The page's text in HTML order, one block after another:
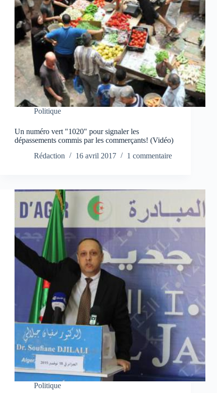
Politique
Un numéro vert "1020" pour signaler les
dépassements commis par les commerçants! (Vidéo)
Rédaction
16 avril 2017 1 commentaire
Politique